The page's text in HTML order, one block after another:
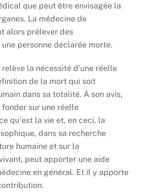
que peut être envisagée la
La médecine de
alors prélever des
personne déclarée morte.
la nécessité d’une réelle
de la mort qui soit
dans sa totalité. À son avis,
sur une réelle
qu’est la vie et, en ceci, la
dans sa recherche
humaine et sur la
peut apporter une aide
en général. Et il y apporte